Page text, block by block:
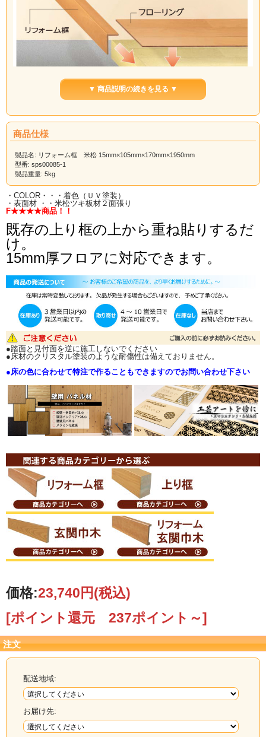
こちらの商品は受注後3日程度で出荷
となります。
(メーカー欠品中の際は、出荷までお
日にちがかかります)
■■■お届けについて■■■
お届けは、一階の軒先渡しとなります。
屋内への荷運びはお受け致しかねますので、荷受けのご用意をお願いいたしま
す。
ドライバーは、原則、一人での配送となりますので、ご理解くださいませ。
▼ 商品説明の続きを見る ▼
商品仕様
製品名: リフォーム框 米松 15mm×105mm×170mm×1950mm
型番: sps00085-1
製品重量: 5kg
・COLOR・・・着色（ＵＶ塗装）
・表面材 ・・米松ツキ板材２面張り
F★★★★商品！！
既存の上り框の上から重ね貼りするだ
け。
15mm厚フロアに対応できます。
●踏面と見付面を逆に施工しないでください
●床材のクリスタル塗装のような耐傷性は備えておりません。
●床の色に合わせて特注で作ることもできますのでお問い合わせ下さい
価格:23,740円(税込)
[ポイント還元 237ポイント～]
注文
配送地域:
お届け先: